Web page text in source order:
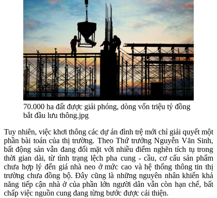
70.000 ha đất được giải phóng, dòng vốn triệu tỷ đồng
bắt đầu lưu thông.jpg
Tuy nhiên, việc khơi thông các dự án đình trệ mới chỉ giải quyết một
phần bài toán của thị trường. Theo Thứ trưởng Nguyễn Văn Sinh,
bất động sản vẫn đang đối mặt với nhiều điểm nghẽn tích tụ trong
thời gian dài, từ tình trạng lệch pha cung - cầu, cơ cấu sản phẩm
chưa hợp lý đến giá nhà neo ở mức cao và hệ thống thông tin thị
trường chưa đồng bộ. Đây cũng là những nguyên nhân khiến khả
năng tiếp cận nhà ở của phần lớn người dân vẫn còn hạn chế, bất
chấp việc nguồn cung đang từng bước được cải thiện.